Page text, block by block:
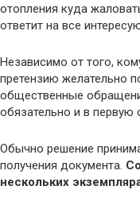
отопления куда
ответит на все
Независимо от того,
претензию желательно
общественные
обязательно и в первую
Обычно решение
получения документа.
нескольких